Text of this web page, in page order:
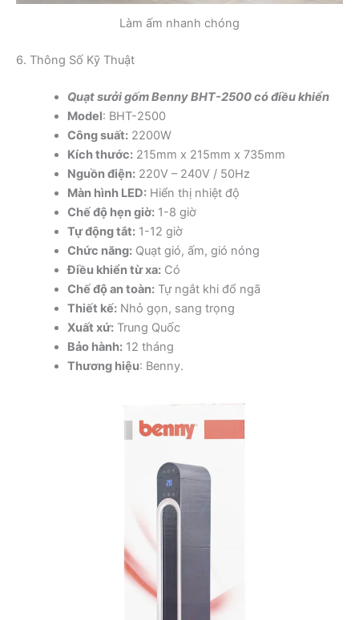
Làm ấm nhanh chóng
6. Thông Số Kỹ Thuật
Quạt sưởi gốm Benny BHT-2500 có điều khiển
Model: BHT-2500
Công suất:2200W
Kích thước:215mm x 215mm x 735mm
Nguồn điện:220V – 240V / 50Hz
Màn hình LED:Hiển thị nhiệt độ
Chế độ hẹn giờ:1-8 giờ
Tự động tắt:1-12 giờ
Chức năng:Quạt gió, ấm, gió nóng
Điều khiển từ xa:Có
Chế độ an toàn:Tự ngắt khi đổ ngã
Thiết kế:Nhỏ gọn, sang trọng
Xuất xứ:Trung Quốc
Bảo hành:12 tháng
Thương hiệu: Benny.